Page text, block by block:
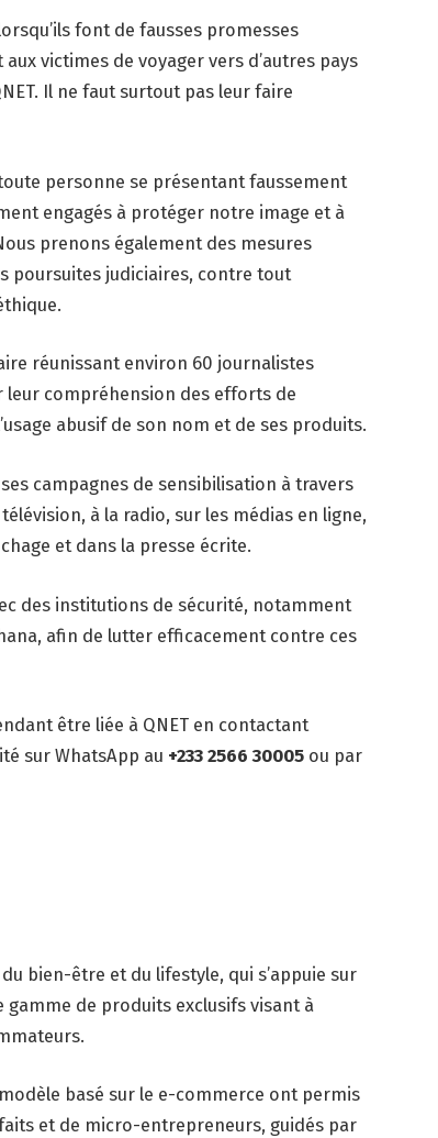
font de fausses promesses
victimes de voyager vers d’autres pays
Il ne faut surtout pas leur faire
personne se présentant faussement
engagés à protéger notre image et à
prenons également des mesures
poursuites judiciaires, contre tout
réunissant environ 60 journalistes
leur compréhension des efforts de
abusif de son nom et de ses produits.
campagnes de sensibilisation à travers
à la radio, sur les médias en ligne,
et dans la presse écrite.
des institutions de sécurité, notamment
afin de lutter efficacement contre ces
être liée à QNET en contactant
sur WhatsApp au +233 2566 30005 ou par
bien-être et du lifestyle, qui s’appuie sur
de produits exclusifs visant à
basé sur le e-commerce ont permis
et de micro-entrepreneurs, guidés par